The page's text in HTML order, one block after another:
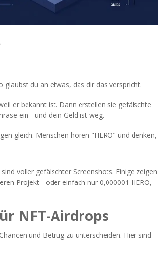
du an etwas, das dir das verspricht.
er bekannt ist. Dann erstellen sie gefälschte
ein - und dein Geld ist weg.
gleich. Menschen hören "HERO" und denken,
voller gefälschter Screenshots. Einige zeigen
Projekt - oder einfach nur 0,000001 HERO,
NFT-Airdrops
und Betrug zu unterscheiden. Hier sind